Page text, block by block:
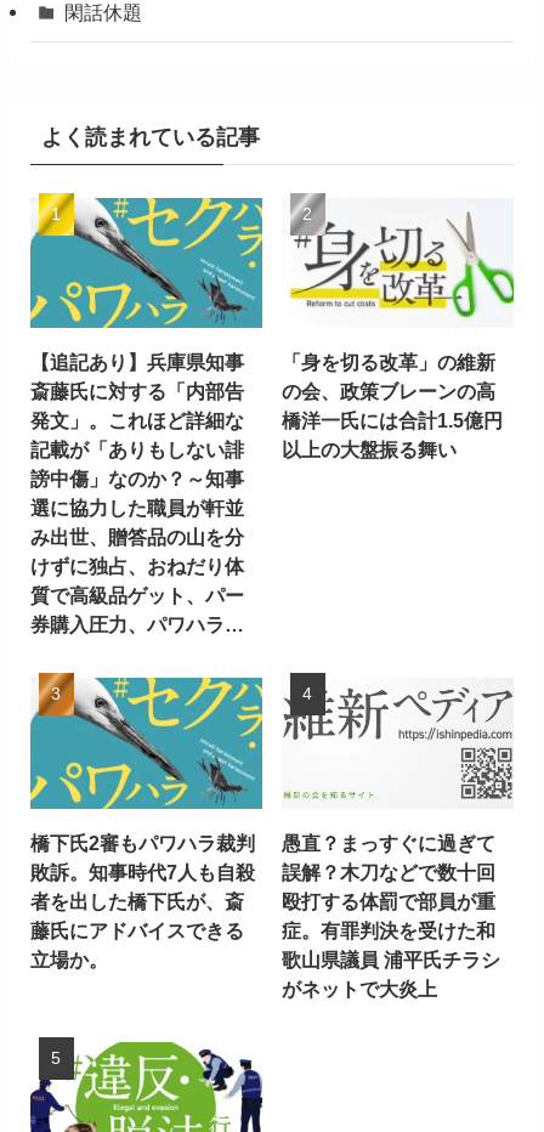
閑話休題
よく読まれている記事
【追記あり】兵庫県知事
斎藤氏に対する「内部告
発文」。これほど詳細な
記載が「ありもしない誹
謗中傷」なのか？～知事
選に協力した職員が軒並
み出世、贈答品の山を分
けずに独占、おねだり体
質で高級品ゲット、パー
券購入圧力、パワハラ…
「身を切る改革」の維新
の会、政策ブレーンの高
橋洋一氏には合計1.5億円
以上の大盤振る舞い
橋下氏2審もパワハラ裁判
敗訴。知事時代7人も自殺
者を出した橋下氏が、斎
藤氏にアドバイスできる
立場か。
愚直？まっすぐに過ぎて
誤解？木刀などで数十回
殴打する体罰で部員が重
症。有罪判決を受けた和
歌山県議員 浦平氏チラシ
がネットで大炎上